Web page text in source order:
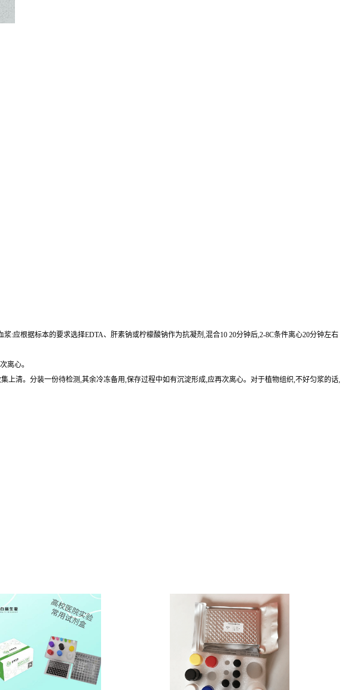
:应根据标本的要求选择EDTA、肝素钠或柠檬酸钠作为抗凝剂,混合10 20分钟后,2-8C条件离心20分钟左右
离心。
上清。分装一份待检测,其余冷冻备用,保存过程中如有沉淀形成,应再次离心。对于植物组织,不好匀浆的话,